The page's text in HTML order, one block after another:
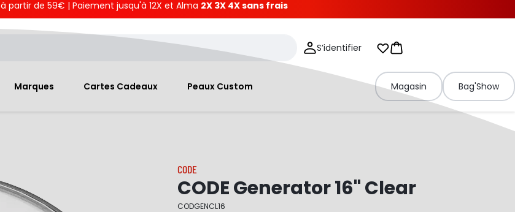
à partir de 59€ | Paiement jusqu'à 12X et Alma 2X 3X 4X sans frais
S’identifier Mes listes d'envies
Panier
Marques Cartes Cadeaux Peaux Custom Magasin Bag'Show
CODE
CODE Generator 16" Clear
CODGENCL16